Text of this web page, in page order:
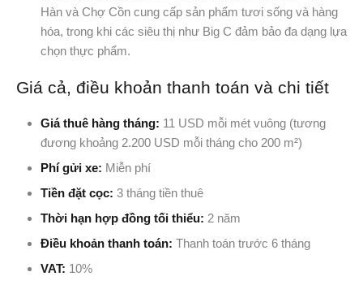
Hàn và Chợ Cồn cung cấp sản phẩm tươi sống và hàng
hóa, trong khi các siêu thị như Big C đảm bảo đa dạng lựa
chọn thực phẩm.
Giá cả, điều khoản thanh toán và chi tiết
Giá thuê hàng tháng: 11 USD mỗi mét vuông (tương
đương khoảng 2.200 USD mỗi tháng cho 200 m²)
Phí gửi xe: Miễn phí
Tiền đặt cọc: 3 tháng tiền thuê
Thời hạn hợp đồng tối thiểu: 2 năm
Điều khoản thanh toán: Thanh toán trước 6 tháng
VAT: 10%